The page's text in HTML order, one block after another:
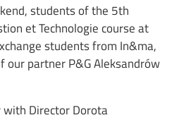
students of the 5th
et Technologie course at
students from In&ma,
our partner P&G Aleksandrów
Director Dorota